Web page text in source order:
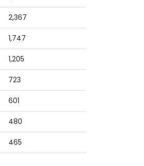
2,367
1,747
1,205
723
601
480
465